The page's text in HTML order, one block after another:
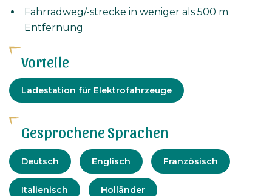
Fahrradweg/-strecke in weniger als 500 m
Entfernung
Vorteile
Ausrüstung
Ladestation für Elektrofahrzeuge
Gesprochene Sprachen
Deutsch Englisch Französisch
Italienisch Holländer